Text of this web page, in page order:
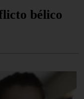
bélico